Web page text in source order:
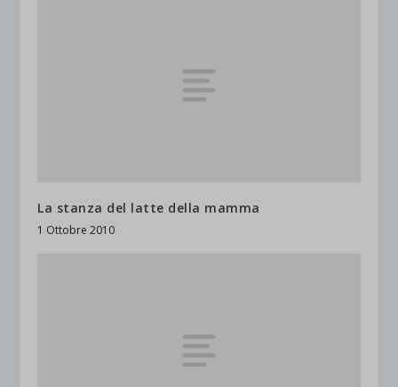
La stanza del latte della mamma
1 Ottobre 2010